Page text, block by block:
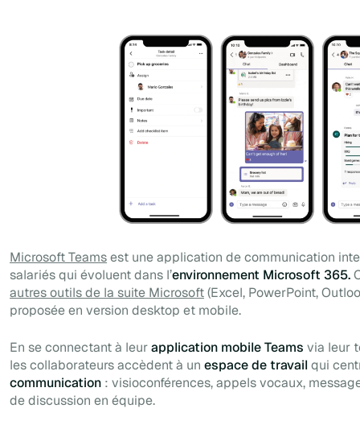
Microsoft Teamsest une application de communication
salariés qui évoluent dans l’environnement Microsoft 365.
autres outils de la suite Microsoft(Excel, PowerPoint,
proposée en version desktop et mobile.
En se connectant à leurapplication mobile Teams via leur
les collaborateurs accèdent à un espace de travail qui
communication : visioconférences, appels vocaux,
de discussion en équipe.